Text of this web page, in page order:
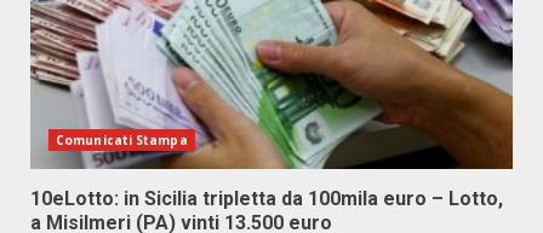
Comunicati Stampa
10eLotto: in Sicilia tripletta da 100mila euro – Lotto,
a Misilmeri (PA) vinti 13.500 euro